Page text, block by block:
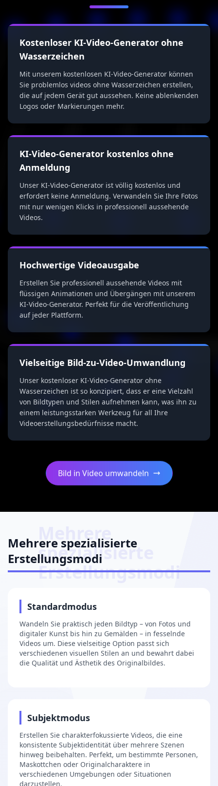
Kostenloser KI-Video-Generator ohne
Wasserzeichen
Mit unserem kostenlosen KI-Video-Generator können
Sie problemlos videos ohne Wasserzeichen erstellen,
die auf jedem Gerät gut aussehen. Keine ablenkenden
Logos oder Markierungen mehr.
KI-Video-Generator kostenlos ohne
Anmeldung
Unser KI-Video-Generator ist völlig kostenlos und
erfordert keine Anmeldung. Verwandeln Sie Ihre Fotos
mit nur wenigen Klicks in professionell aussehende
Videos.
Hochwertige Videoausgabe
Erstellen Sie professionell aussehende Videos mit
flüssigen Animationen und Übergängen mit unserem
KI-Video-Generator. Perfekt für die Veröffentlichung
auf jeder Plattform.
Vielseitige Bild-zu-Video-Umwandlung
Unser kostenloser KI-Video-Generator ohne
Wasserzeichen ist so konzipiert, dass er eine Vielzahl
von Bildtypen und Stilen aufnehmen kann, was ihn zu
einem leistungsstarken Werkzeug für all Ihre
Videoerstellungsbedürfnisse macht.
Bild in Video umwandeln
Mehrere
spezialisierte
Erstellungsmodi
Mehrere spezialisierte
Erstellungsmodi
Standardmodus
Wandeln Sie praktisch jeden Bildtyp – von Fotos und
digitaler Kunst bis hin zu Gemälden – in fesselnde
Videos um. Diese vielseitige Option passt sich
verschiedenen visuellen Stilen an und bewahrt dabei
die Qualität und Ästhetik des Originalbildes.
Subjektmodus
Erstellen Sie charakterfokussierte Videos, die eine
konsistente Subjektidentität über mehrere Szenen
hinweg beibehalten. Perfekt, um bestimmte Personen,
Maskottchen oder Originalcharaktere in
verschiedenen Umgebungen oder Situationen
darzustellen.